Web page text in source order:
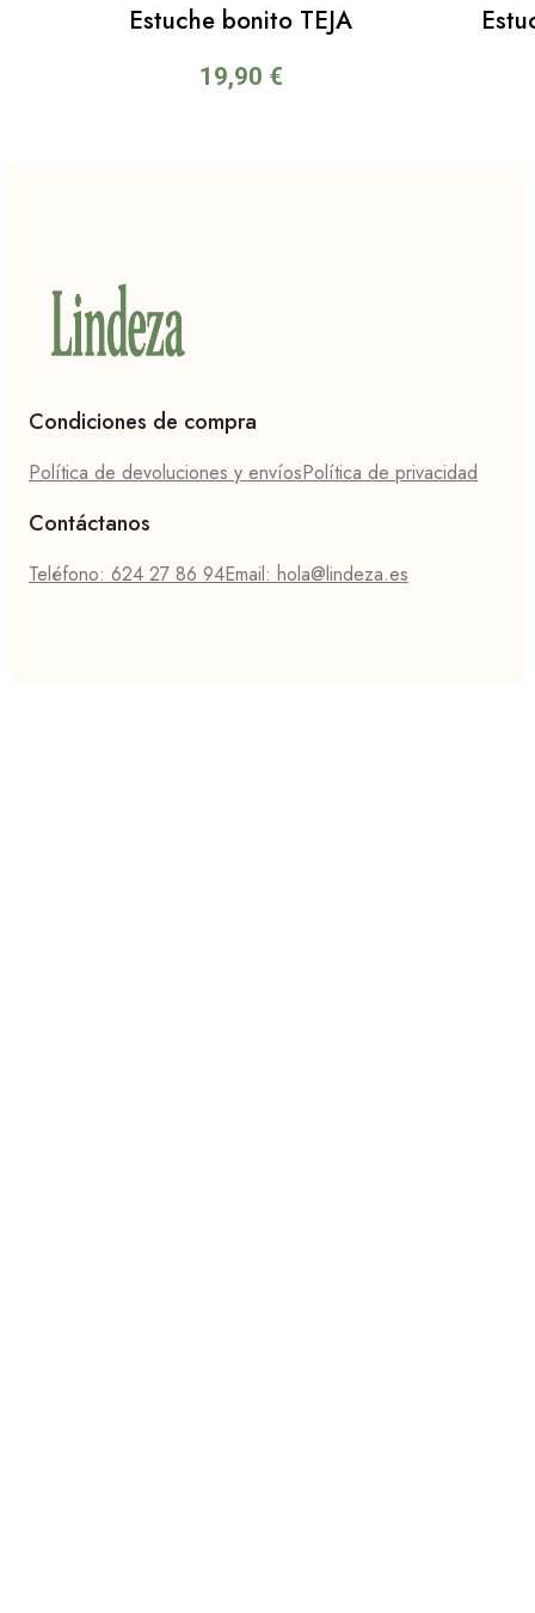
Estuche bonito TEJA
19,90 €
Condiciones de compra
Política de devoluciones y envíosPolítica de privacidad
Contáctanos
Teléfono: 624 27 86 94Email: hola@lindeza.es